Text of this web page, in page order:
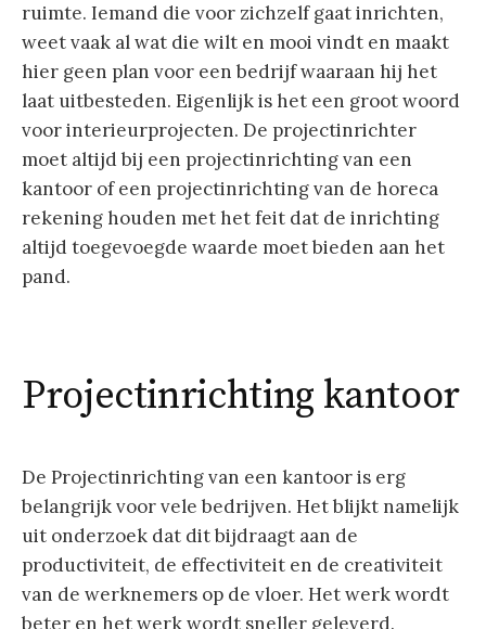
ruimte. Iemand die voor zichzelf gaat inrichten,
weet vaak al wat die wilt en mooi vindt en maakt
hier geen plan voor een bedrijf waaraan hij het
laat uitbesteden. Eigenlijk is het een groot woord
voor interieurprojecten. De projectinrichter
moet altijd bij een projectinrichting van een
kantoor of een projectinrichting van de horeca
rekening houden met het feit dat de inrichting
altijd toegevoegde waarde moet bieden aan het
pand.
Projectinrichting kantoor
De Projectinrichting van een kantoor is erg
belangrijk voor vele bedrijven. Het blijkt namelijk
uit onderzoek dat dit bijdraagt aan de
productiviteit, de effectiviteit en de creativiteit
van de werknemers op de vloer. Het werk wordt
beter en het werk wordt sneller geleverd.